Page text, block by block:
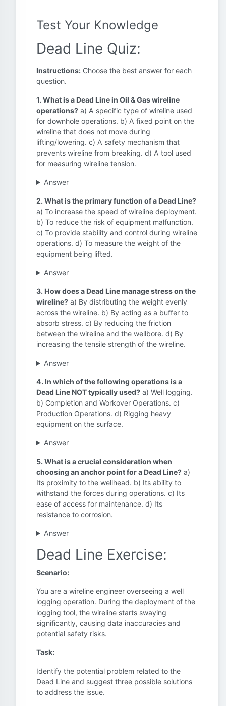
Test Your Knowledge
Dead Line Quiz:
Instructions: Choose the best answer for each
question.
1. What is a Dead Line in Oil & Gas wireline
operations? a) A specific type of wireline used
for downhole operations. b) A fixed point on the
wireline that does not move during
lifting/lowering. c) A safety mechanism that
prevents wireline from breaking. d) A tool used
for measuring wireline tension.
Answer
2. What is the primary function of a Dead Line?
a) To increase the speed of wireline deployment.
b) To reduce the risk of equipment malfunction.
c) To provide stability and control during wireline
operations. d) To measure the weight of the
equipment being lifted.
Answer
3. How does a Dead Line manage stress on the
wireline? a) By distributing the weight evenly
across the wireline. b) By acting as a buffer to
absorb stress. c) By reducing the friction
between the wireline and the wellbore. d) By
increasing the tensile strength of the wireline.
Answer
4. In which of the following operations is a
Dead Line NOT typically used? a) Well logging.
b) Completion and Workover Operations. c)
Production Operations. d) Rigging heavy
equipment on the surface.
Answer
5. What is a crucial consideration when
choosing an anchor point for a Dead Line? a)
Its proximity to the wellhead. b) Its ability to
withstand the forces during operations. c) Its
ease of access for maintenance. d) Its
resistance to corrosion.
Answer
Dead Line Exercise:
Scenario:
You are a wireline engineer overseeing a well
logging operation. During the deployment of the
logging tool, the wireline starts swaying
significantly, causing data inaccuracies and
potential safety risks.
Task:
Identify the potential problem related to the
Dead Line and suggest three possible solutions
to address the issue.